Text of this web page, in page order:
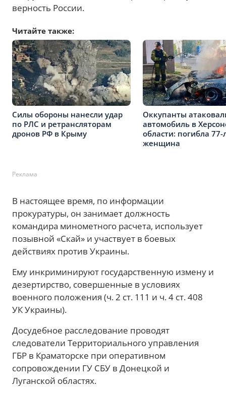
верность России.
Читайте также:
Силы обороны нанесли удар
по РЛС и ретрансляторам
дронов РФ в Крыму
Оккупанты
автомобиль в
области: погибла 77-
женщина
Реклама
В настоящее время, по информации
прокуратуры, он занимает должность
командира минометного расчета, использует
позывной «Скай» и участвует в боевых
действиях против Украины.
Ему инкриминируют государственную измену и
дезертирство, совершенные в условиях
военного положения (ч. 2 ст. 111 и ч. 4 ст. 408
УК Украины).
Досудебное расследование проводят
следователи Территориального управления
ГБР в Краматорске при оперативном
сопровождении ГУ СБУ в Донецкой и
Луганской областях.